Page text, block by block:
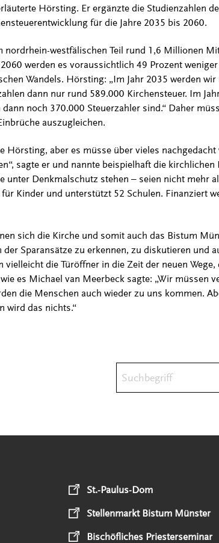
Hörsting. Er ergänzte die Studienzahlen
für die Jahre 2035 bis 2060.
westfälischen Teil rund 1,6 Millionen
werden es voraussichtlich 49 Prozent
Wandels. Hörsting: „Im Jahr 2035 werden
dann nur rund 589.000 Kirchensteuer. Im
noch 370.000 Steuerzahler sind.“ Daher
auszugleichen.
Hörsting, aber es müsse über vieles nachgedacht
sagte er und nannte beispielhaft die
unter Denkmalschutz stehen – seien nicht mehr
Kinder und unterstützt 52 Schulen. Finanziert
sich die Kirche und somit auch das Bistum
Sparansätze zu erkennen, zu diskutieren und
die Türöffner in die Zeit der neuen
es Michael van Meerbeck sagte: „Wir müssen
die Menschen auch wieder zu uns kommen.
wird das nichts.“
St.-Paulus-Dom
Stellenmarkt Bistum Münster
Bischöfliches Priesterseminar